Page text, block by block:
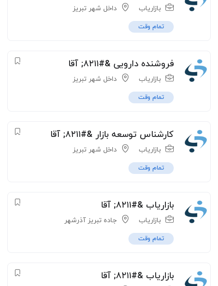
بازاریاب داخل شهر تبریز
تمام وقت
فروشنده دارویی &#۸۲۱۱; آقا
بازاریاب داخل شهر تبریز
تمام وقت
کارشناس توسعه بازار &#۸۲۱۱; آقا
بازاریاب داخل شهر تبریز
تمام وقت
بازاریاب &#۸۲۱۱; آقا
بازاریاب جاده تبریز آذرشهر
تمام وقت
بازاریاب &#۸۲۱۱; آقا